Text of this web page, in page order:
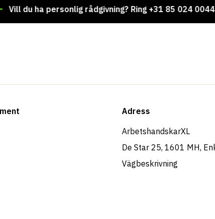
ha personlig rådgivning? Ring +31 85 024 0044
Adress
ArbetshandskarXL
De Star 25, 1601 MH,
Vägbeskrivning